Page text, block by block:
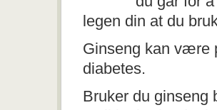
legen din at du
Ginseng kan være
diabetes.
Bruker du ginseng